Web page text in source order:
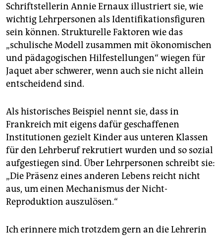
Schriftstellerin Annie Er­naux illustriert sie, wie
wichtig Lehrpersonen als Identifikationsfiguren
sein können. Strukturelle Faktoren wie das
„schulische Modell zusammen mit ökonomischen
und pädagogischen Hilfestellungen“ wiegen für
Jaquet aber schwerer, wenn auch sie nicht allein
entscheidend sind.
Als historisches Beispiel nennt sie, dass in
Frankreich mit eigens dafür geschaffenen
Institutionen gezielt Kinder aus unteren Klassen
für den Le­hrbe­ruf rekrutiert wurden und so sozial
aufgestiegen sind. Über Lehrpersonen schreibt sie:
„Die Präsenz eines anderen Lebens reicht nicht
aus, um einen Mechanismus der Nicht-
Reproduktion auszulösen.“
Ich erinnere mich trotzdem gern an die Lehrerin